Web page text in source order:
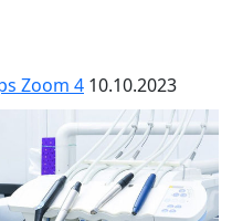
Zoom 4 10.10.2023